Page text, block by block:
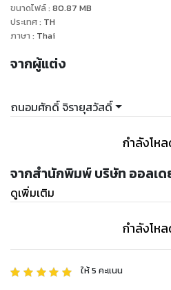
ขนาดไฟล์: 80.87 MB
ประเทศ: TH
ภาษา : Thai
จากผู้แต่ง
ถนอมศักดิ์ จิรายุสวัสดิ์
กำลังโหล
จากสำนักพิมพ์ บริษัท ออลเ
ดูเพิ่มเติม
กำลังโหล
ให้5 คะแนน